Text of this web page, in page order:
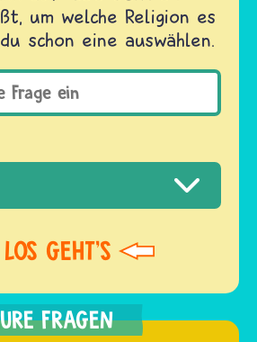
um welche Religion es
schon eine auswählen.